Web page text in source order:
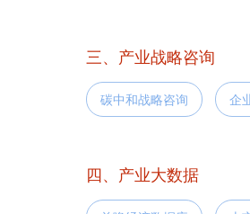
三、产业战略咨询
碳中和战略咨询 企
四、产业大数据